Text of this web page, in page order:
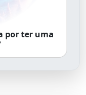
por ter uma